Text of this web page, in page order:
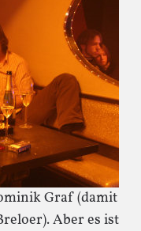
Graf (damit
Aber es ist